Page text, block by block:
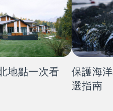
地點一次看
保護海
選指南